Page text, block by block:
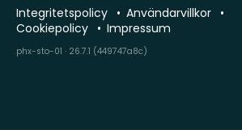
Integritetspolicy
Användarvillkor
Cookiepolicy
Impressum
phx-sto-01 · 26.7.1 (449747a8c)